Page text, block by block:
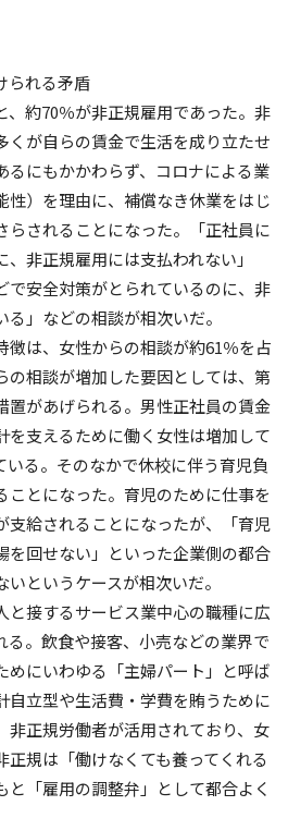
られる矛盾
、約70％が非正規雇用であった。非
くが自らの賃金で生活を成り立たせ
るにもかかわらず、コロナによる業
性）を理由に、補償なき休業をはじ
らされることになった。「正社員に
非正規雇用には支払われない」
で安全対策がとられているのに、非
」などの相談が相次いだ。
徴は、女性からの相談が約61％を占
の相談が増加した要因としては、第
置があげられる。男性正社員の賃金
を支えるために働く女性は増加して
いる。そのなかで休校に伴う育児負
ことになった。育児のために仕事を
支給されることになったが、「育児
を回せない」といった企業側の都合
というケースが相次いだ。
と接するサービス業中心の職種に広
る。飲食や接客、小売などの業界で
めにいわゆる「主婦パート」と呼ば
自立型や生活費・学費を賄うために
非正規労働者が活用されており、女
正規は「働けなくても養ってくれる
と「雇用の調整弁」として都合よく